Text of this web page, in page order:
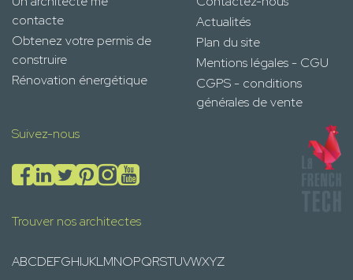
contacte
Obtenez votre permis de
construire
Rénovation énergétique
Actualités
Plan du site
Mentions légales - CGU
CGPS - conditions
générales de vente
Suivez-nous
Trouver nos architectes
ABCDEFGHIJKLMNOPQRSTUVWXYZ